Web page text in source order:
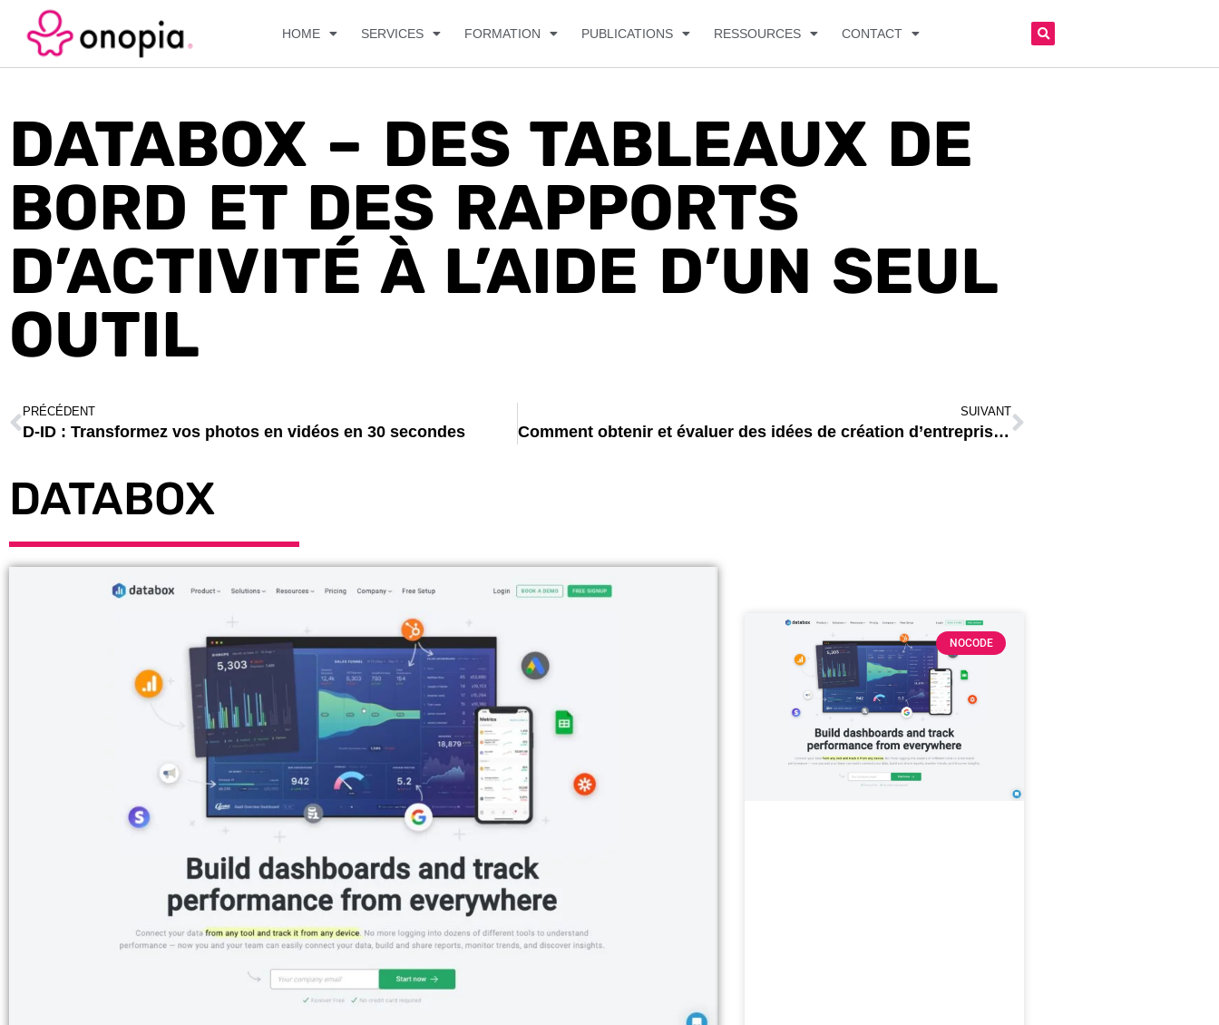
HOME SERVICES FORMATION PUBLICATIONS RESSOURCES CONTACT
DATABOX – DES TABLEAUX DE
BORD ET DES RAPPORTS
D’ACTIVITÉ À L’AIDE D’UN SEUL
OUTIL
PRÉCÉDENT
D-ID : Transformez vos photos en vidéos en 30 secondes
SUIVANT
Comment obtenir et évaluer des idées de création d’entreprise ?
DATABOX
NOCODE